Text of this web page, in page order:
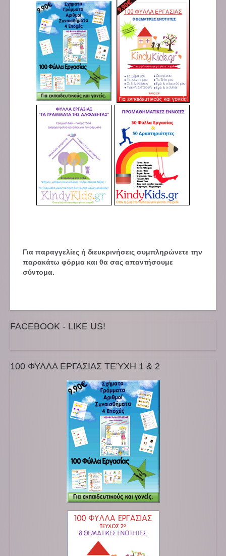
Για παραγγελίες ή διευκρινήσεις συμπληρώνετε την
παρακάτω φόρμα και θα σας απαντήσουμε
σύντομα.
FACEBOOK - LIKE US!
100 ΦΥΛΛΑ ΕΡΓΑΣΙΑΣ ΤΕΎΧΗ 1 & 2